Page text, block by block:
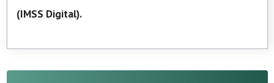
(IMSS Digital).